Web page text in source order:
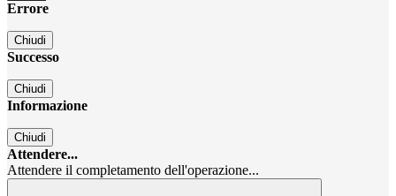
Errore
Chiudi
Successo
Chiudi
Informazione
Chiudi
Attendere...
Attendere il completamento dell'operazione...